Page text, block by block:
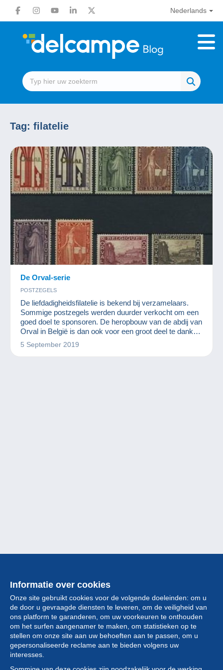
Nederlands
Tag: filatelie
De Orval-serie
POSTZEGELS
De liefdadigheidsfilatelie is bekend bij verzamelaars.
Sommige postzegels werden duurder verkocht om een
goed doel te sponsoren. De heropbouw van de abdij van
Orval in België is dan ook voor een groot deel te danken
aan de filatelie.
5 September 2019
Informatie over cookies
Onze site gebruikt cookies voor de volgende doeleinden: om u
de door u gevraagde diensten te leveren, om de veiligheid van
ons platform te garanderen, om uw voorkeuren te onthouden
om het surfen aangenamer te maken, om statistieken op te
stellen om onze site aan uw behoeften aan te passen, om u
gepersonaliseerde reclame aan te bieden volgens uw
interesses.
Collectie